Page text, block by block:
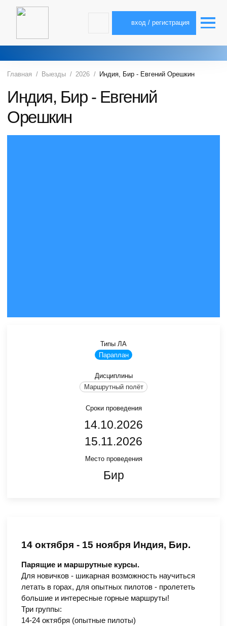
вход / регистрация
Главная Выезды 2026 Индия, Бир - Евгений Орешкин
Индия, Бир - Евгений
Орешкин
Типы ЛА
Параплан
Дисциплины
Маршрутный полёт
Сроки проведения
14.10.2026
15.11.2026
Место проведения
Бир
14 октября - 15 ноября Индия, Бир.
Парящие и маршрутные курсы.
Для новичков - шикарная возможность научиться
летать в горах, для опытных пилотов - пролететь
большие и интересные горные маршруты!
Три группы:
14-24 октября (опытные пилоты)